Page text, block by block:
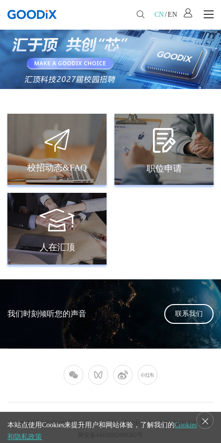
CN/EN
校招动态&FAQ 职位申请
人在汇顶
我们时刻倾听您的声音 联系我们
©2026 深圳市汇顶科技股份有限公司 保留一切权利．粤ICP备16042140号 粤公
本站点使用Cookies来提升用户和网站体验，了解我们的Cookies
和隐私政策